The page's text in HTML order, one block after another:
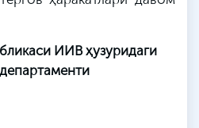
ИИВ ҳузуридаги